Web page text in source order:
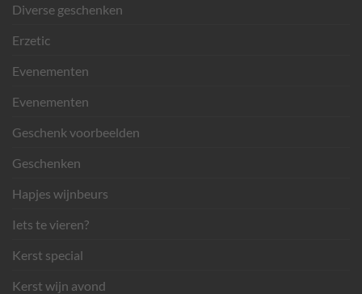
Diverse geschenken
Erzetic
Evenementen
Evenementen
Geschenk voorbeelden
Geschenken
Hapjes wijnbeurs
Iets te vieren?
Kerst special
Kerst wijn avond